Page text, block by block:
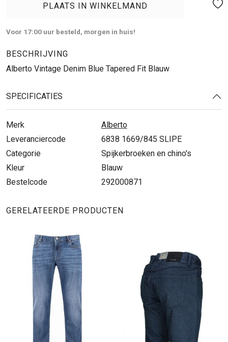
PLAATS IN WINKELMAND
Voor 17:00 uur besteld, morgen in huis!
BESCHRIJVING
Alberto Vintage Denim Blue Tapered Fit Blauw
SPECIFICATIES
Merk
Alberto
Leveranciercode
6838 1669/845 SLIPE
Categorie
Spijkerbroeken en chino's
Kleur
Blauw
Bestelcode
292000871
GERELATEERDE PRODUCTEN